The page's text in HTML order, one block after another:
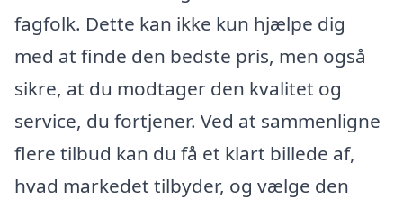
fagfolk. Dette kan ikke kun hjælpe dig
med at finde den bedste pris, men også
sikre, at du modtager den kvalitet og
service, du fortjener. Ved at sammenligne
flere tilbud kan du få et klart billede af,
hvad markedet tilbyder, og vælge den